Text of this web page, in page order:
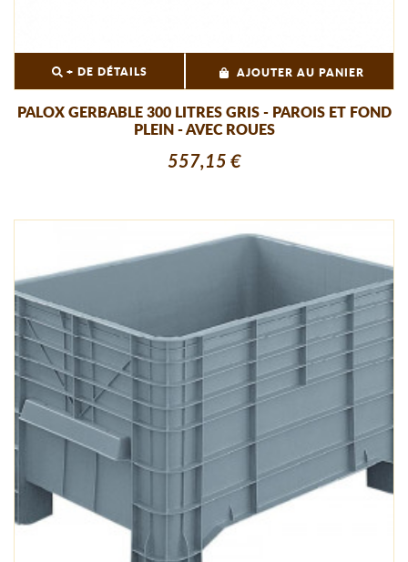
+ DE DÉTAILS AJOUTER AU PANIER
PALOX GERBABLE 300 LITRES GRIS - PAROIS ET FOND
PLEIN - AVEC ROUES
557,15 €